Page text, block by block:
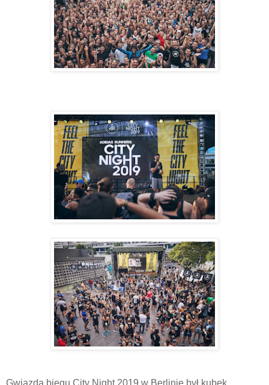
Gwiazdą biegu City Night 2019 w Berlinie był kubek